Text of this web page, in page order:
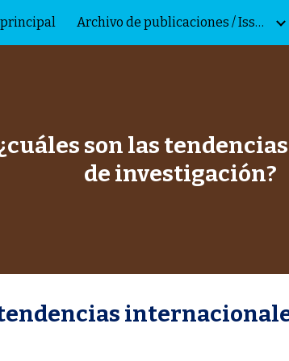
to main content Archivo de publicaciones / Issue archive
de investigación?